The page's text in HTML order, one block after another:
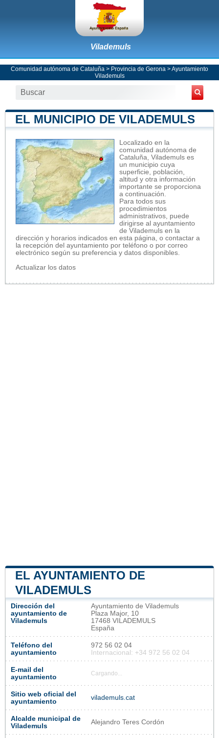
Vilademuls
Comunidad autónoma de Cataluña > Provincia de Gerona >Ayuntamiento
Vilademuls
EL MUNICIPIO DE VILADEMULS
Localizado en la
comunidad autónoma de
Cataluña, Vilademuls es
un municipio cuya
superficie, población,
altitud y otra información
importante se proporciona
a continuación.
Para todos sus
procedimientos
administrativos, puede
dirigirse al ayuntamiento
de Vilademuls en la
dirección y horarios indicados en esta página, o contactar a
la recepción del ayuntamiento por teléfono o por correo
electrónico según su preferencia y datos disponibles.
Actualizar los datos
EL AYUNTAMIENTO DE
VILADEMULS
Dirección del
ayuntamiento de
Vilademuls
Ayuntamiento de Vilademuls
Plaza Major, 10
17468 VILADEMULS
España
Teléfono del
ayuntamiento
972 56 02 04
Internacional: +34 972 56 02 04
E-mail del
ayuntamiento
Cargando...
Sitio web oficial del
ayuntamiento
vilademuls.cat
Alcalde municipal de
Vilademuls
Alejandro Teres Cordón